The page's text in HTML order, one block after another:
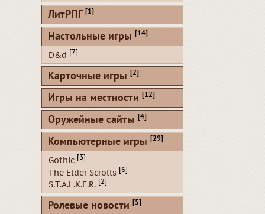
ЛитРПГ [1]
Настольные игры [14]
D&d [7]
Карточные игры [2]
Игры на местности [12]
Оружейные сайты [4]
Компьютерные игры [29]
Gothic [3]
The Elder Scrolls [6]
S.T.A.L.K.E.R. [2]
Ролевые новости [5]